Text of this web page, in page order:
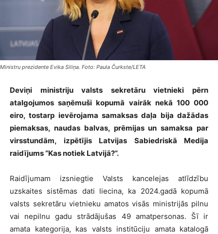
Ministru prezidente Evika Siliņa. Foto: Paula Čurkste/LETA
Deviņi ministriju valsts sekretāru vietnieki pērn
atalgojumos saņēmuši kopumā vairāk nekā 100 000
eiro, tostarp ievērojama samaksas daļa bija dažādas
piemaksas, naudas balvas, prēmijas un samaksa par
virsstundām, izpētījis Latvijas Sabiedriskā Medija
raidījums “Kas notiek Latvijā?”.
Raidījumam izsniegtie Valsts kancelejas atlīdzību
uzskaites sistēmas dati liecina, ka 2024.gadā kopumā
valsts sekretāru vietnieku amatos visās ministrijās pilnu
vai nepilnu gadu strādājušas 49 amatpersonas. Šī ir
amata kategorija, kas valsts institūciju amata katalogā